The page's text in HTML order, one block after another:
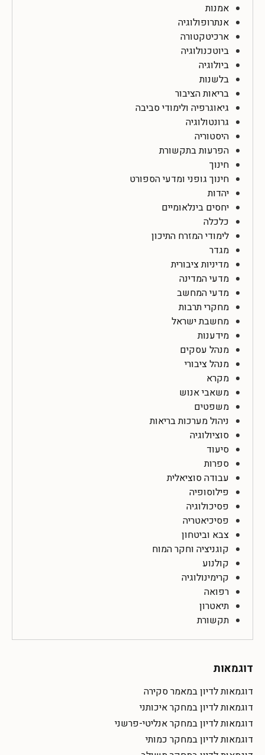
אמנות
אנתרופולוגיה
ארכיטקטורה
ביוטכנולוגיה
ביולוגיה
בלשנות
בריאות הציבור
גיאוגרפיה ולימודי סביבה
גרונטולוגיה
היסטוריה
הפרעות בתקשורת
חינוך
חינוך גופני ומדעי הספורט
יהדות
יחסים בינלאומיים
כלכלה
לימודי המזרח התיכון
מגדר
מדיניות ציבורית
מדעי המדינה
מדעי המחשב
מחקרי תרבות
מחשבת ישראל
מידענות
מנהל עסקים
מנהל ציבורי
מקרא
משאבי אנוש
משפטים
ניהול מערכות בריאות
סוציולוגיה
סיעוד
ספרות
עבודה סוציאלית
פילוסופיה
פסיכולוגיה
פסיכיאטריה
צבא וביטחון
קוגניציה וחקר המוח
קולנוע
קרימינולוגיה
רפואה
תיאטרון
תקשורת
דוגמאות
דוגמאות לדיון במאמר סקירה
דוגמאות לדיון במחקר איכותני
דוגמאות לדיון במחקר אנליטי-פרשני
דוגמאות לדיון במחקר כמותי